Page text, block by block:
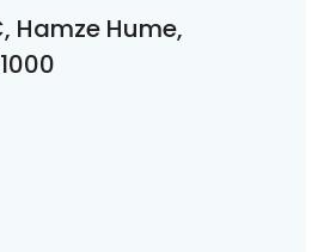
Hamze Hume,